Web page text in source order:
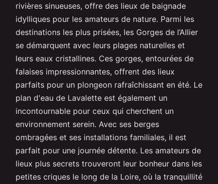
rivières sinueuses, offre des lieux de baignade
idylliques pour les amateurs de nature. Parmi les
destinations les plus prisées, les Gorges de l’Allier
se démarquent avec leurs plages naturelles et
leurs eaux cristallines. Ces gorges, entourées de
falaises impressionnantes, offrent des lieux
parfaits pour un plongeon rafraîchissant en été. Le
plan d'eau de Lavalette est également un
incontournable pour ceux qui cherchent un
environnement serein. Avec ses berges
ombragées et ses installations familiales, il est
parfait pour une journée détente. Les amateurs de
lieux plus secrets trouveront leur bonheur dans les
petites criques le long de la Loire, où la tranquillité